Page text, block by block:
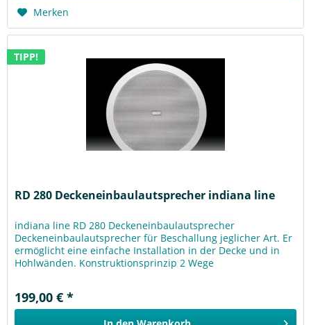
Merken
TIPP!
RD 280 Deckeneinbaulautsprecher indiana line
indiana line RD 280 Deckeneinbaulautsprecher
Deckeneinbaulautsprecher für Beschallung jeglicher Art. Er
ermöglicht eine einfache Installation in der Decke und in
Hohlwänden. Konstruktionsprinzip 2 Wege
199,00 € *